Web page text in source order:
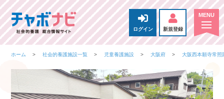
ログイン 新規登録
ホーム 社会的養護施設一覧 児童養護施設 大阪府 大阪西本願寺常照